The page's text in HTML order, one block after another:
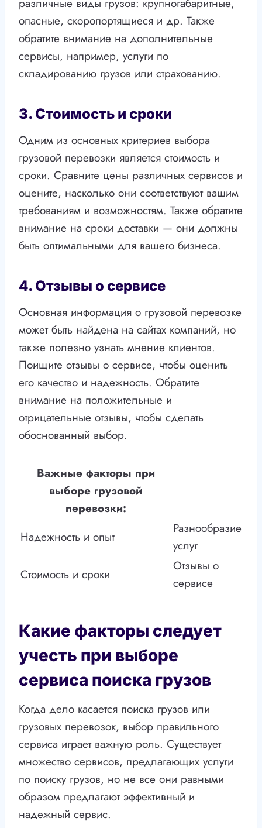
различные виды грузов: крупногабаритные,
опасные, скоропортящиеся и др. Также
обратите внимание на дополнительные
сервисы, например, услуги по
складированию грузов или страхованию.
3. Стоимость и сроки
Одним из основных критериев выбора
грузовой перевозки является стоимость и
сроки. Сравните цены различных сервисов и
оцените, насколько они соответствуют вашим
требованиям и возможностям. Также обратите
внимание на сроки доставки — они должны
быть оптимальными для вашего бизнеса.
4. Отзывы о сервисе
Основная информация о грузовой перевозке
может быть найдена на сайтах компаний, но
также полезно узнать мнение клиентов.
Поищите отзывы о сервисе, чтобы оценить
его качество и надежность. Обратите
внимание на положительные и
отрицательные отзывы, чтобы сделать
обоснованный выбор.
Важные факторы при
выборе грузовой
перевозки:
Надежность и опыт
Разнообразие
услуг
Стоимость и сроки
Отзывы о
сервисе
Какие факторы следует
учесть при выборе
сервиса поиска грузов
Когда дело касается поиска грузов или
грузовых перевозок, выбор правильного
сервиса играет важную роль. Существует
множество сервисов, предлагающих услуги
по поиску грузов, но не все они равными
образом предлагают эффективный и
надежный сервис.